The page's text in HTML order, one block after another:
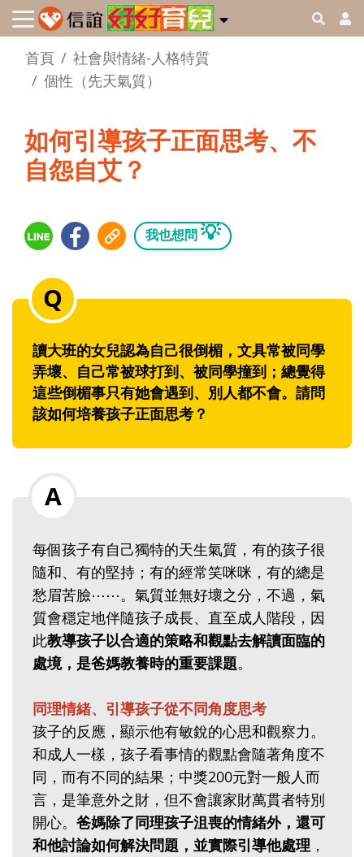
首頁
社會與情緒-人格特質
個性（先天氣質）
如何引導孩子正面思考、不
自怨自艾？
我也想問 💡
讀大班的女兒認為自己很倒楣，文具常被同學
弄壞、自己常被球打到、被同學撞到；總覺得
這些倒楣事只有她會遇到、別人都不會。請問
該如何培養孩子正面思考？
每個孩子有自己獨特的天生氣質，有的孩子很
隨和、有的堅持；有的經常笑咪咪，有的總是
愁眉苦臉⋯⋯。氣質並無好壞之分，不過，氣
質會穩定地伴隨孩子成長、直至成人階段，因
此教導孩子以合適的策略和觀點去解讀面臨的
處境，是爸媽教養時的重要課題。
同理情緒、引導孩子從不同角度思考
孩子的反應，顯示他有敏銳的心思和觀察力。
和成人一樣，孩子看事情的觀點會隨著角度不
同，而有不同的結果；中獎200元對一般人而
言，是筆意外之財，但不會讓家財萬貫者特別
開心。 爸媽除了同理孩子沮喪的情緒外，還可
和他討論如何解決問題，並實際引導他處理 ，